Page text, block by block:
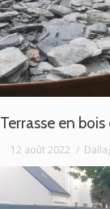
Terrasse en
12 août 2022